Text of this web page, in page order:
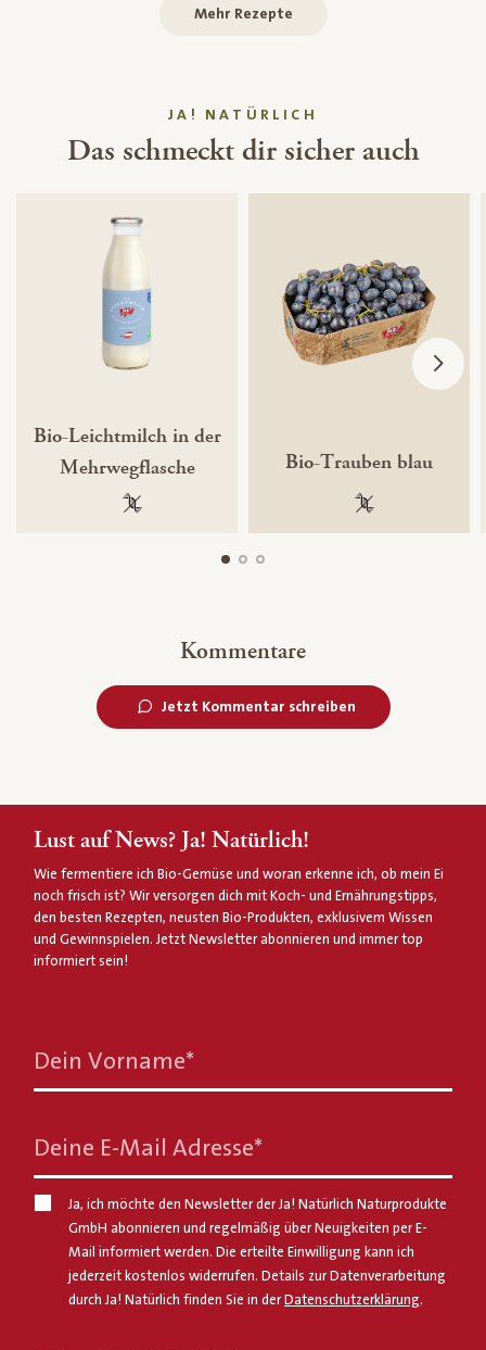
Mehr Rezepte
JA! NATÜRLICH
Das schmeckt dir sicher auch
Bio-Leichtmilch in der
Mehrwegflasche
100 % gentechnikfrei
Bio-Trauben blau
100 %
Kommentare
Jetzt Kommentar schreiben
Lust auf News? Ja! Natürlich!
Wie fermentiere ich Bio-Gemüse und woran erkenne ich, ob mein Ei
noch frisch ist? Wir versorgen dich mit Koch- und Ernährungstipps,
den besten Rezepten, neusten Bio-Produkten, exklusivem Wissen
und Gewinnspielen. Jetzt Newsletter abonnieren und immer top
informiert sein!
Dein Vorname*
Deine E-Mail Adresse*
Ja, ich möchte den Newsletter der Ja! Natürlich Naturprodukte
GmbH abonnieren und regelmäßig über Neuigkeiten per E-
Mail informiert werden. Die erteilte Einwilligung kann ich
jederzeit kostenlos widerrufen. Details zur Datenverarbeitung
durch Ja! Natürlich finden Sie in der Datenschutzerklärung.